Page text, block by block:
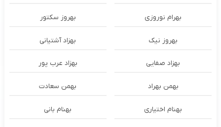
بهرام نوروزی بهروز سکتور
بهروز نیک بهزاد آشتیانی
بهزاد صفایی بهزاد عرب پور
بهمن بهراد بهمن سعادت
بهنام اختیاری بهنام بانی